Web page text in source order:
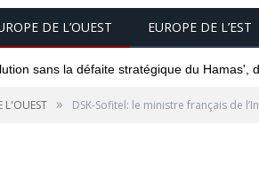
DE L’OUEST EUROPE DE L’EST
sans la défaite stratégique du Hamas',
L'OUEST » DSK-Sofitel: le ministre français de